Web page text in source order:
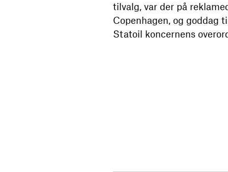
tilvalg, var der på
Copenhagen, og goddag
Statoil koncernens